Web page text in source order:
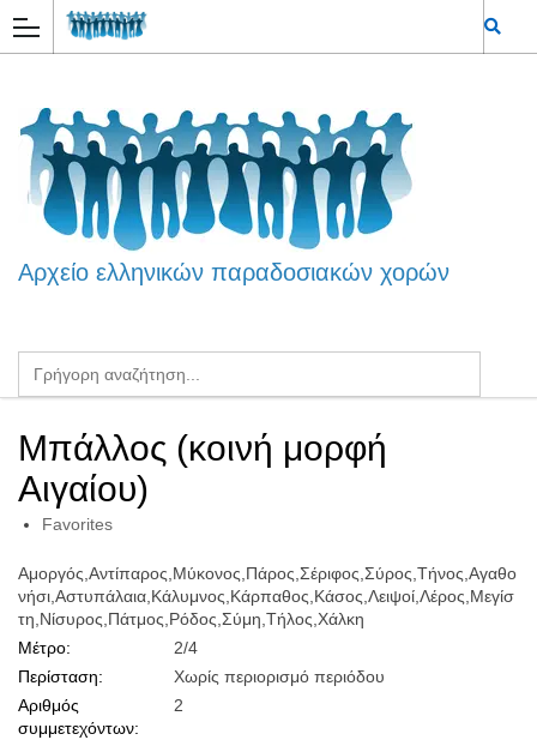
Αρχείο ελληνικών παραδοσιακών χορών
Μπάλλος (κοινή μορφή
Αιγαίου)
Favorites
Αμοργός,Αντίπαρος,Μύκονος,Πάρος,Σέριφος,Σύρος,Τήνος,Αγαθο
νήσι,Αστυπάλαια,Κάλυμνος,Κάρπαθος,Κάσος,Λειψοί,Λέρος,Μεγίσ
τη,Νίσυρος,Πάτμος,Ρόδος,Σύμη,Τήλος,Χάλκη
Μέτρο:
2/4
Περίσταση:
Χωρίς περιορισμό περιόδου
Αριθμός
συμμετεχόντων:
2